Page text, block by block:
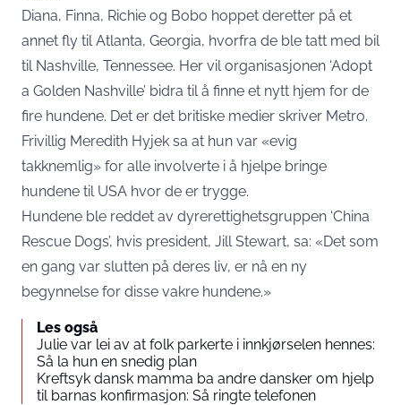
Diana, Finna, Richie og Bobo hoppet deretter på et
annet fly til Atlanta, Georgia, hvorfra de ble tatt med bil
til Nashville, Tennessee. Her vil organisasjonen ‘Adopt
a Golden Nashville’ bidra til å finne et nytt hjem for de
fire hundene. Det er det britiske medier skriver Metro.
Frivillig Meredith Hyjek sa at hun var «evig
takknemlig» for alle involverte i å hjelpe bringe
hundene til USA hvor de er trygge.
Hundene ble reddet av dyrerettighetsgruppen ‘China
Rescue Dogs’, hvis president, Jill Stewart, sa: «Det som
en gang var slutten på deres liv, er nå en ny
begynnelse for disse vakre hundene.»
Les også
Julie var lei av at folk parkerte i innkjørselen hennes:
Så la hun en snedig plan
Kreftsyk dansk mamma ba andre dansker om hjelp
til barnas konfirmasjon: Så ringte telefonen